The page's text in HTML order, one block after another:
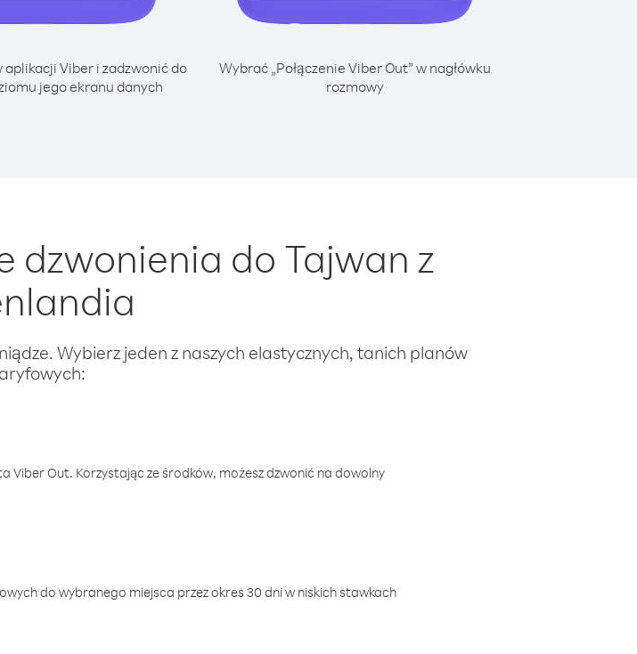
Viber i zadzwonić do
jego ekranu danych
Wybrać „Połączenie Viber Out” w nagłówku
rozmowy
dzwonienia do Tajwan z
Wybierz jeden z naszych elastycznych, tanich planów
Out. Korzystając ze środków, możesz dzwonić na dowolny
do wybranego miejsca przez okres 30 dni w niskich stawkach